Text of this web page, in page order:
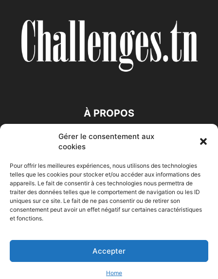
Gérer le consentement aux
cookies
Pour offrir les meilleures expériences, nous utilisons des technologies
telles que les cookies pour stocker et/ou accéder aux informations des
appareils. Le fait de consentir à ces technologies nous permettra de
traiter des données telles que le comportement de navigation ou les ID
uniques sur ce site. Le fait de ne pas consentir ou de retirer son
consentement peut avoir un effet négatif sur certaines caractéristiques
et fonctions.
Accepter
Home
À PROPOS
SUIVEZ NOUS
Accueil Economie Entreprises Entrepreneur Afrique
HIGH-TECH Auto-Moto
© Challenges.tn By AAKOM.DIGITAL